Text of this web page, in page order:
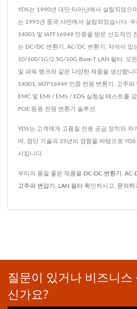
YDS는 1990년 대만 타이난에서 설립되었으
는 1995년 중국 샤먼에서 설립되었습니다.
14001 및 IATF16949 인증을 받은 선도적인
는 DC/DC 변환기, AC/DC 변환기, 자석이 있
10/100/1G/2.5G/10G Base-T LAN 필터, 모
및 파워 뱅크와 같은 다양한 제품을 생산합니
14001, IATF16949 인증 전원 변환기, 고주파
EMC 및 EMI / EMS / EDS 실험실 테스트를
POE 등용 전원 변환기 솔루션.
YDS는 고객에게 고품질 전원 공급 장치와 자
며, 첨단 기술과 25년의 경험을 바탕으로
시킵니다.
우리의 품질 좋은 제품을 DC-DC 변환기 AC-
고주파 변압기 LAN 필터 확인하시고, 문의하
질문이 있거나 비즈니
신가요?